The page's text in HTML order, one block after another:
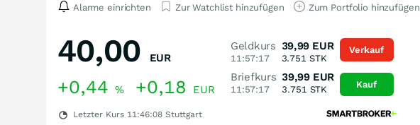
Alarme einrichten Zur Watchlist hinzufügen Zum Portfolio hinzufügen
40,00 EUR
+0,44 % +0,18 EUR
Letzter Kurs 11:46:08 Stuttgart
Geldkurs
11:57:17
39,99 EUR
3.751 STK
Briefkurs
11:57:17
39,99 EUR
3.751 STK
Verkauf
Kauf